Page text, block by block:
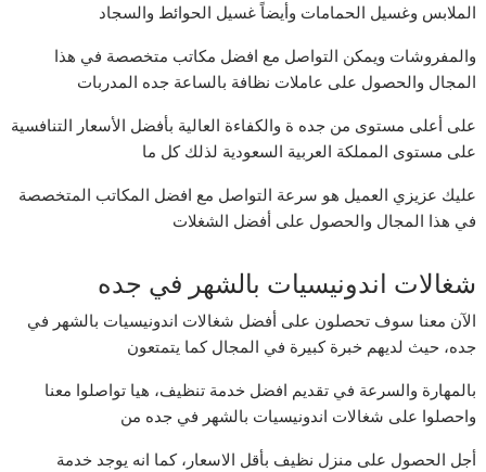
الملابس وغسيل الحمامات وأيضاً غسيل الحوائط والسجاد
والمفروشات ويمكن التواصل مع افضل مكاتب متخصصة في هذا
المجال والحصول على عاملات نظافة بالساعة جده المدربات
على أعلى مستوى من جده ة والكفاءة العالية بأفضل الأسعار التنافسية
على مستوى المملكة العربية السعودية لذلك كل ما
عليك عزيزي العميل هو سرعة التواصل مع افضل المكاتب المتخصصة
في هذا المجال والحصول على أفضل الشغلات
شغالات اندونيسيات بالشهر في جده
الآن معنا سوف تحصلون على أفضل شغالات اندونيسيات بالشهر في
جده، حيث لديهم خبرة كبيرة في المجال كما يتمتعون
بالمهارة والسرعة في تقديم افضل خدمة تنظيف، هيا تواصلوا معنا
واحصلوا على شغالات اندونيسيات بالشهر في جده من
أجل الحصول على منزل نظيف بأقل الاسعار، كما انه يوجد خدمة